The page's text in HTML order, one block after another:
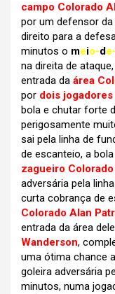
campo Colorado
por um defensor
direito para a
minutos o meio-de-
na direita de
entrada da área
por dois
bola e chutar forte
perigosamente
sai pela linha de
de escanteio, a
zagueiro
adversária pela
curta cobrança de
Colorado Alan
entrada da área
Wanderson,
uma ótima chance
goleira adversária
minutos, numa